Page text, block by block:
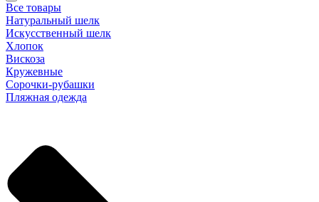
Все товары
Натуральный шелк
Искусственный шелк
Хлопок
Вискоза
Кружевные
Сорочки-рубашки
Пляжная одежда